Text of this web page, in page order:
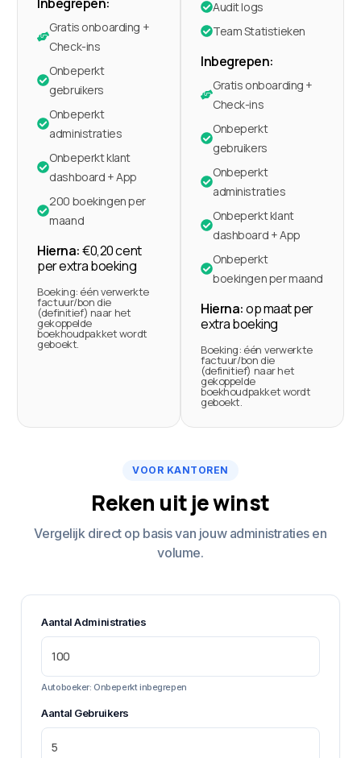
Gratis onboarding +
Check-ins
Onbeperkt
gebruikers
Onbeperkt
administraties
Onbeperkt klant
dashboard + App
200 boekingen per
maand
Hierna:€0,20 cent
per extra boeking
Boeking: één verwerkte
factuur/bon die
(definitief) naar het
gekoppelde
boekhoudpakket wordt
geboekt.
Audit logs
Team Statistieken
Inbegrepen:
Gratis onboarding +
Check-ins
Onbeperkt
gebruikers
Onbeperkt
administraties
Onbeperkt klant
dashboard + App
Onbeperkt
boekingen per maand
Hierna:op maat per
extra boeking
Boeking: één verwerkte
factuur/bon die
(definitief) naar het
gekoppelde
boekhoudpakket wordt
geboekt.
VOOR KANTOREN
Reken uit je winst
Vergelijk direct op basis van jouw administraties en
volume.
Aantal Administraties
Autoboeker: Onbeperkt inbegrepen
Aantal Gebruikers